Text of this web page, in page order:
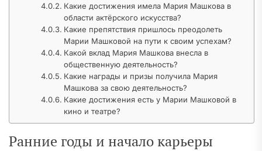
Какие достижения имела Мария Машкова в
области актёрского искусства?
Какие препятствия пришлось преодолеть
Марии Машковой на пути к своим успехам?
Какой вклад Мария Машкова внесла в
общественную деятельность?
Какие награды и призы получила Мария
Машкова за свою деятельность?
Какие достижения есть у Марии Машковой в
кино и театре?
Ранние годы и начало карьеры